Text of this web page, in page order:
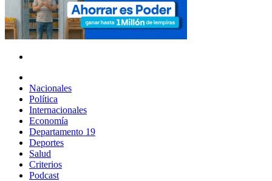
Nacionales
Política
Internacionales
Economía
Departamento 19
Deportes
Salud
Criterios
Podcast